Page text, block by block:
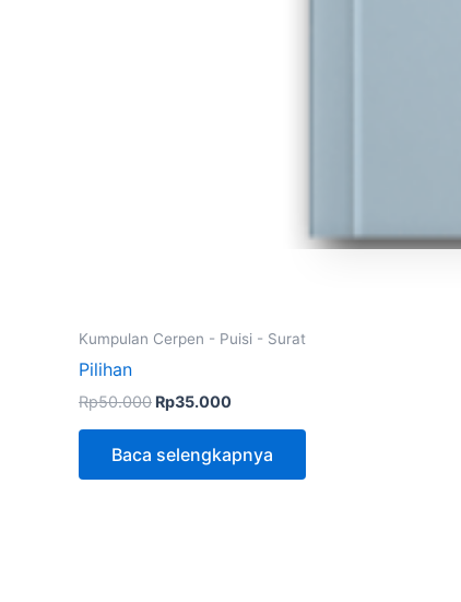
Kumpulan Cerpen - Puisi - Surat
Pilihan
Rp50.000 Rp35.000
Baca selengkapnya